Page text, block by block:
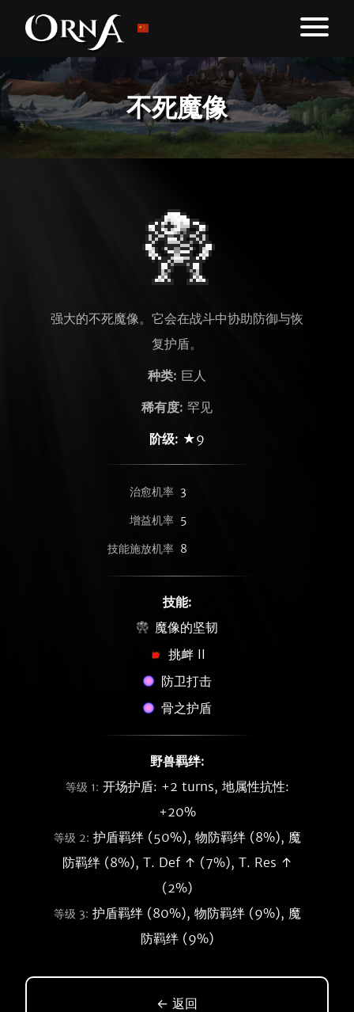
不死魔像
强大的不死魔像。它会在战斗中协助防御与恢
复护盾。
种类: 巨人
稀有度: 罕见
阶级: ★9
治愈机率 3
增益机率 5
技能施放机率 8
技能:
魔像的坚韧
挑衅 II
防卫打击
骨之护盾
野兽羁绊:
等级 1: 开场护盾: +2 turns, 地属性抗性:
+20%
等级 2: 护盾羁绊 (50%), 物防羁绊 (8%), 魔
防羁绊 (8%), T. Def ↑ (7%), T. Res ↑
(2%)
等级 3: 护盾羁绊 (80%), 物防羁绊 (9%), 魔
防羁绊 (9%)
← 返回